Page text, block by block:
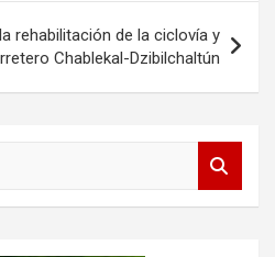
rehabilitación de la ciclovía y
Chablekal-Dzibilchaltún